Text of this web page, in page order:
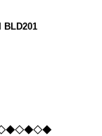
BLD201
◇◆◇◆